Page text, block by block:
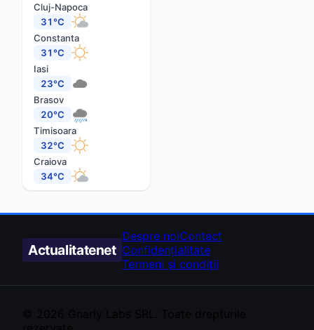
Cluj-Napoca
31°C
Constanta
31°C
Iasi
23°C
Brasov
20°C
Timisoara
32°C
Craiova
34°C
Actualitatenet
Despre noiContact
Confidențialitate
Termeni și condiții